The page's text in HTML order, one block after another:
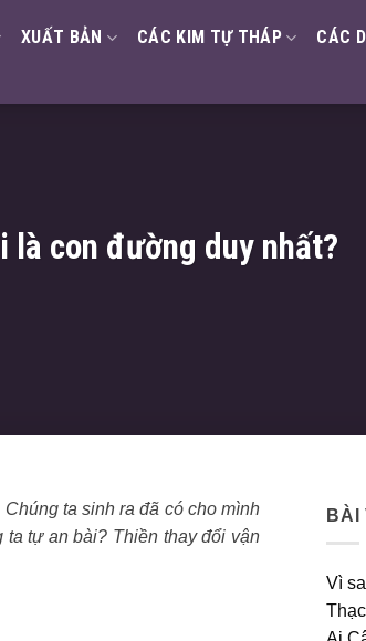
XUẤT BẢN CÁC KIM TỰ THÁP CÁC
là con đường duy nhất?
ta sinh ra đã có cho mình
tự an bài? Thiền thay đổi vận
BÀI
Vì